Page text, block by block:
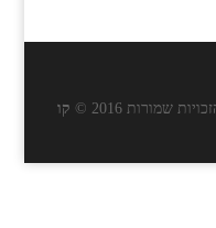
שמורות 2016 ©
קו